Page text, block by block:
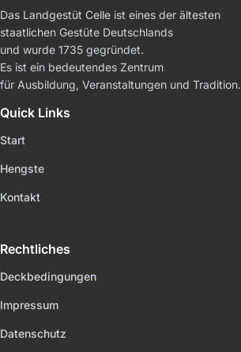
Das Landgestüt Celle ist eines der ältesten
staatlichen Gestüte Deutschlands
und wurde 1735 gegründet.
Es ist ein bedeutendes Zentrum
für Ausbildung, Veranstaltungen und Tradition.
Quick Links
Start
Hengste
Kontakt
Rechtliches
Deckbedingungen
Impressum
Datenschutz